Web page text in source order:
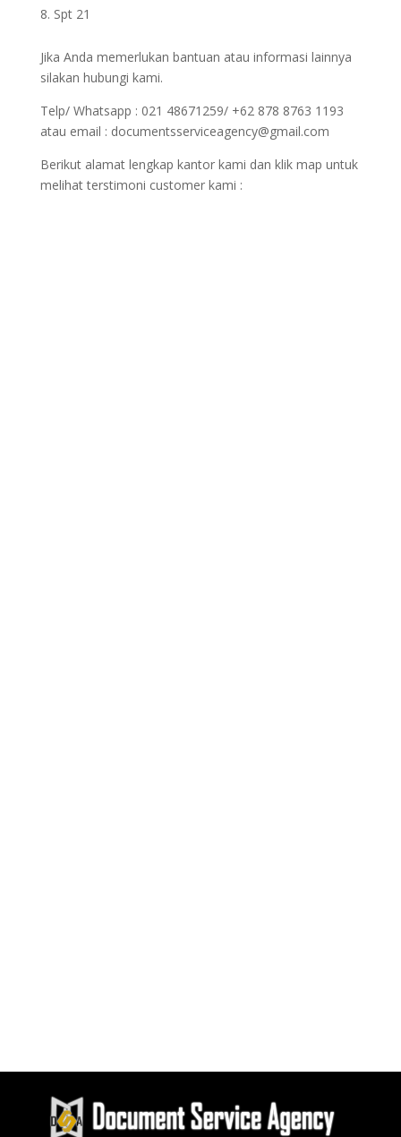
Spt 21
Jika Anda memerlukan bantuan atau informasi lainnya
silakan hubungi kami.
Telp/ Whatsapp : 021 48671259/ +62 878 8763 1193
atau email : documentsserviceagency@gmail.com
Berikut alamat lengkap kantor kami dan klik map untuk
melihat terstimoni customer kami :